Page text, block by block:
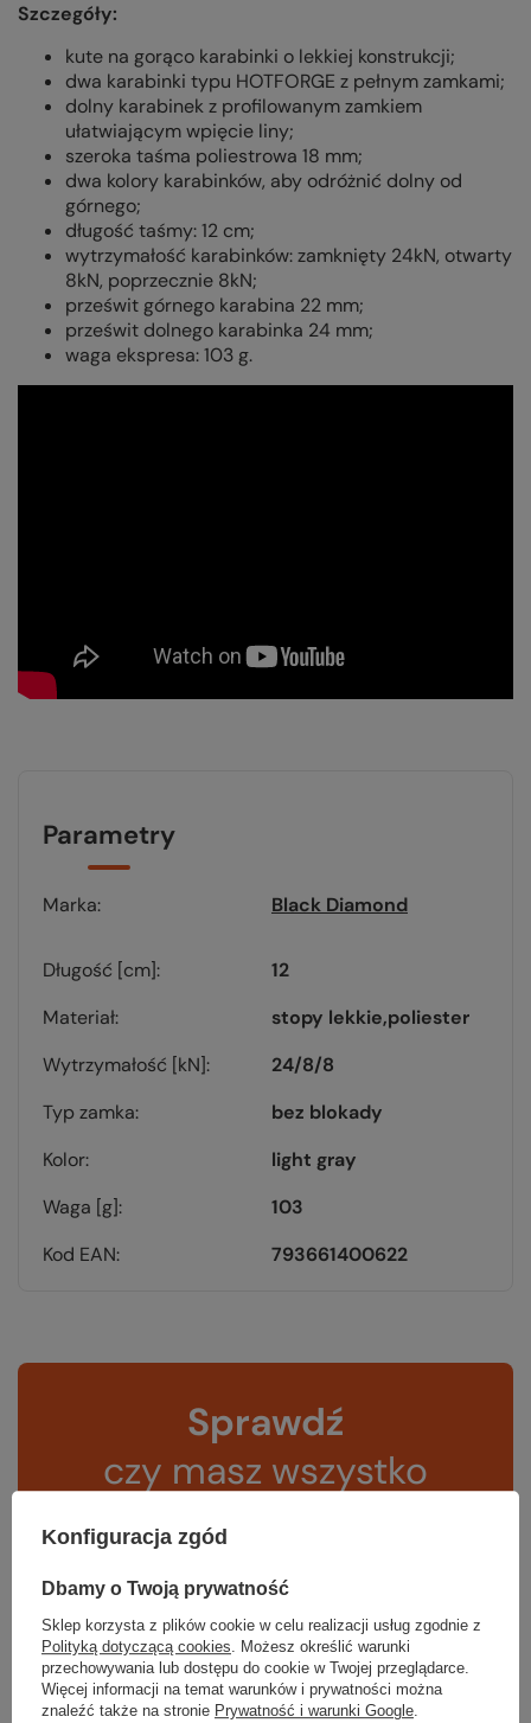
Szczegóły:
kute na gorąco karabinki o lekkiej konstrukcji;
dwa karabinki typu HOTFORGE z pełnym zamkami;
dolny karabinek z profilowanym zamkiem
ułatwiającym wpięcie liny;
szeroka taśma poliestrowa 18 mm;
dwa kolory karabinków, aby odróżnić dolny od
górnego;
długość taśmy: 12 cm;
wytrzymałość karabinków: zamknięty 24kN, otwarty
8kN, poprzecznie 8kN;
prześwit górnego karabina 22 mm;
prześwit dolnego karabinka 24 mm;
waga ekspresa: 103 g.
Parametry
Marka Black Diamond
Długość [cm]
12
Materiał
stopy lekkie poliester
Wytrzymałość [kN]
24/8/8
Typ zamka
bez blokady
Kolor
light gray
Waga [g]
103
Kod EAN
793661400622
Sprawdź
czy masz wszystko
TWOJA LISTA SPRZĘTOWA
Gwarancja
Konfiguracja zgód
Dbamy o Twoją prywatność
Sklep korzysta z plików cookie w celu realizacji usług zgodnie z
Polityką dotyczącą cookies. Możesz określić warunki
przechowywania lub dostępu do cookie w Twojej przeglądarce.
Więcej informacji na temat warunków i prywatności można
znaleźć także na stronie Prywatność i warunki Google.